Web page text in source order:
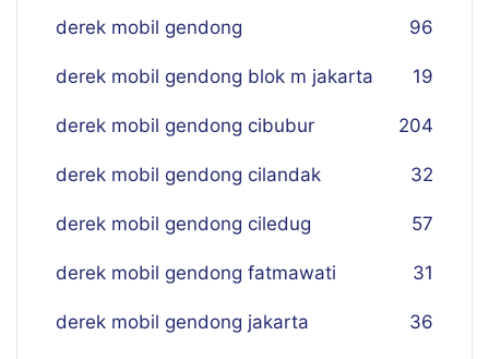
derek mobil gendong 96
derek mobil gendong blok m jakarta 19
derek mobil gendong cibubur 204
derek mobil gendong cilandak 32
derek mobil gendong ciledug 57
derek mobil gendong fatmawati 31
derek mobil gendong jakarta 36